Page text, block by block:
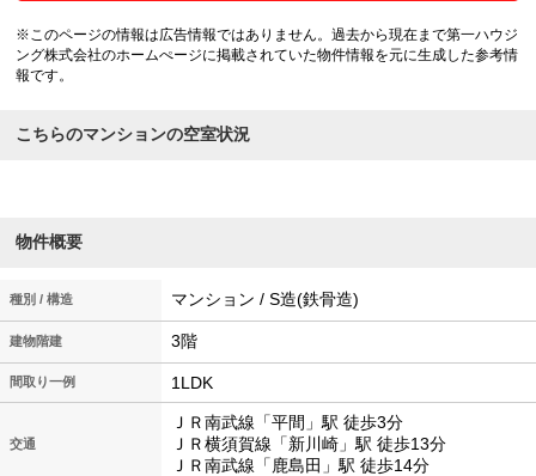
※このページの情報は広告情報ではありません。過去から現在まで第一ハウジ
ング株式会社のホームぺージに掲載されていた物件情報を元に生成した参考情
報です。
こちらのマンションの空室状況
物件概要
種別 / 構造 マンション / S造(鉄骨造)
建物階建 3階
間取り一例 1LDK
交通
ＪＲ南武線「平間」駅 徒歩3分
ＪＲ横須賀線「新川崎」駅 徒歩13分
ＪＲ南武線「鹿島田」駅 徒歩14分